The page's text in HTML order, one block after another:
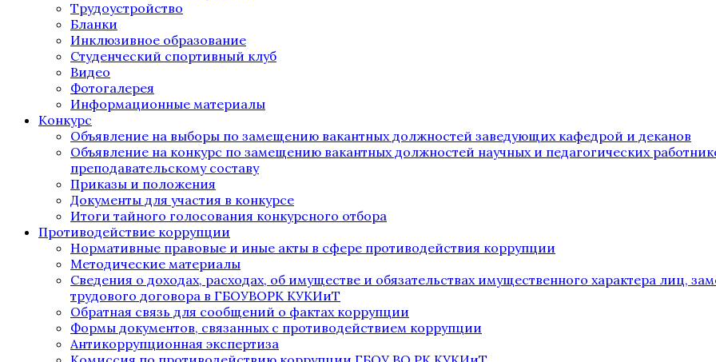
Трудоустройство
Бланки
Инклюзивное образование
Студенческий спортивный клуб
Видео
Фотогалерея
Информационные материалы
Конкурс
Объявление на выборы по замещению вакантных должностей заведующих кафедрой и деканов
Объявление на конкурс по замещению вакантных должностей научных и педагогических
преподавательскому составу
Приказы и положения
Документы для участия в конкурсе
Итоги тайного голосования конкурсного отбора
Противодействие коррупции
Нормативные правовые и иные акты в сфере противодействия коррупции
Методические материалы
Сведения о доходах, расходах, об имуществе и обязательствах имущественного характера лиц,
трудового договора в ГБОУВОРК КУКИиТ
Обратная связь для сообщений о фактах коррупции
Формы документов, связанных с противодействием коррупции
Антикоррупционная экспертиза